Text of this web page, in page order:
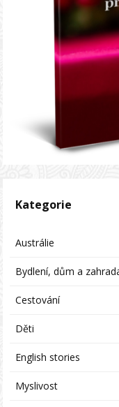
Kategorie
Austrálie
Bydlení, dům a
Cestování
Děti
English stories
Myslivost